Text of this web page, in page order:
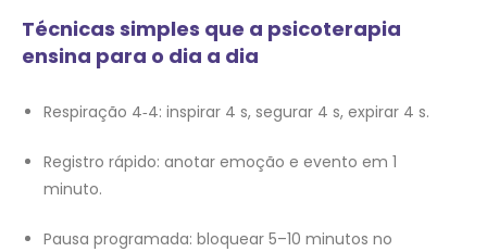
Técnicas simples que a psicoterapia
ensina para o dia a dia
Respiração 4‑4: inspirar 4 s, segurar 4 s, expirar 4 s.
Registro rápido: anotar emoção e evento em 1
minuto.
Pausa programada: bloquear 5–10 minutos no